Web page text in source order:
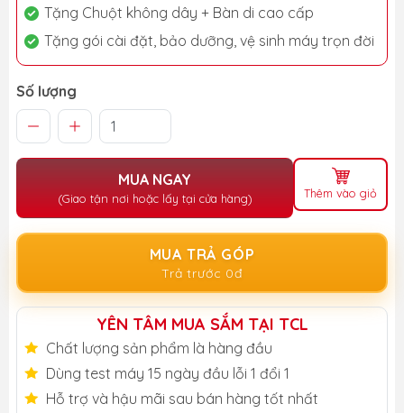
Tặng Chuột không dây + Bàn di cao cấp
Tặng gói cài đặt, bảo dưỡng, vệ sinh máy trọn đời
Số lượng
MUA NGAY
(Giao tận nơi hoặc lấy tại cửa hàng) Thêm vào giỏ
MUA TRẢ GÓP
Trả trước 0đ
YÊN TÂM MUA SẮM TẠI TCL
Chất lượng sản phẩm là hàng đầu
Dùng test máy 15 ngày đầu lỗi 1 đổi 1
Hỗ trợ và hậu mãi sau bán hàng tốt nhất